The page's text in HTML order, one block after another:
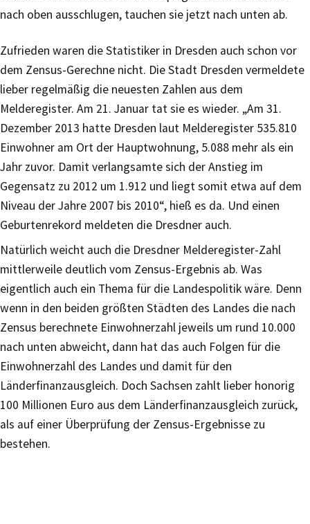
nach oben ausschlugen, tauchen sie jetzt nach unten ab.
Zufrieden waren die Statistiker in Dresden auch schon vor
dem Zensus-Gerechne nicht. Die Stadt Dresden vermeldete
lieber regelmäßig die neuesten Zahlen aus dem
Melderegister. Am 21. Januar tat sie es wieder. „Am 31.
Dezember 2013 hatte Dresden laut Melderegister 535.810
Einwohner am Ort der Hauptwohnung, 5.088 mehr als ein
Jahr zuvor. Damit verlangsamte sich der Anstieg im
Gegensatz zu 2012 um 1.912 und liegt somit etwa auf dem
Niveau der Jahre 2007 bis 2010“, hieß es da. Und einen
Geburtenrekord meldeten die Dresdner auch.
Natürlich weicht auch die Dresdner Melderegister-Zahl
mittlerweile deutlich vom Zensus-Ergebnis ab. Was
eigentlich auch ein Thema für die Landespolitik wäre. Denn
wenn in den beiden größten Städten des Landes die nach
Zensus berechnete Einwohnerzahl jeweils um rund 10.000
nach unten abweicht, dann hat das auch Folgen für die
Einwohnerzahl des Landes und damit für den
Länderfinanzausgleich. Doch Sachsen zahlt lieber honorig
100 Millionen Euro aus dem Länderfinanzausgleich zurück,
als auf einer Überprüfung der Zensus-Ergebnisse zu
bestehen.